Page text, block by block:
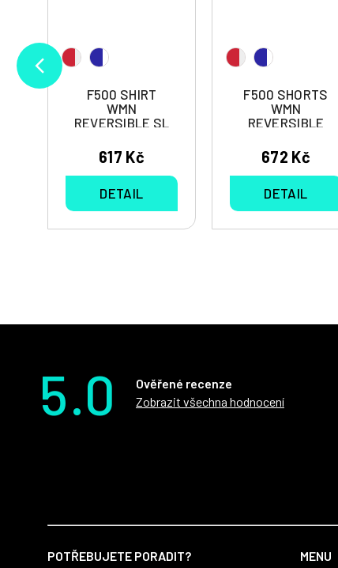
F500 SHIRT
WMN
REVERSIBLE SL
617 Kč
DETAIL
F500 SHORTS
WMN
REVERSIBLE
672 Kč
DETAIL
5.0
Ověřené recenze
Zobrazit všechna hodnocení
POTŘEBUJETE PORADIT?
MENU